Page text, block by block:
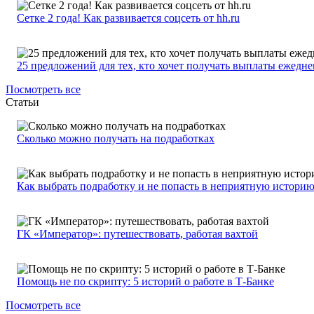
Сетке 2 года! Как развивается соцсеть от hh.ru
25 предложений для тех, кто хочет получать выплаты
Посмотреть все
Статьи
Сколько можно получать на подработках
Как выбрать подработку и не попасть в неприятную историю
ГК «Император»: путешествовать, работая вахтой
Помощь не по скрипту: 5 историй о работе в Т-Банке
Посмотреть все